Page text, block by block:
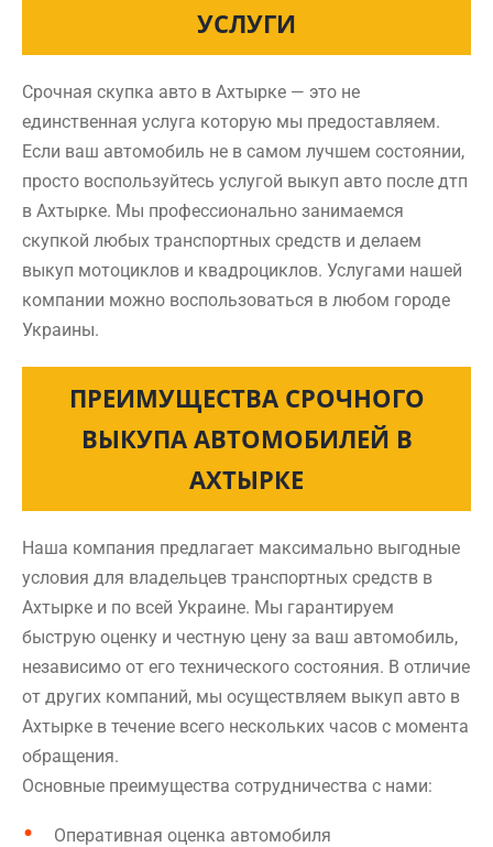
УСЛУГИ
Срочная скупка авто в Ахтырке — это не
единственная услуга которую мы предоставляем.
Если ваш автомобиль не в самом лучшем состоянии,
просто воспользуйтесь услугой выкуп авто после дтп
в Ахтырке. Мы профессионально занимаемся
скупкой любых транспортных средств и делаем
выкуп мотоциклов и квадроциклов. Услугами нашей
компании можно воспользоваться в любом городе
Украины.
ПРЕИМУЩЕСТВА СРОЧНОГО
ВЫКУПА АВТОМОБИЛЕЙ В
АХТЫРКЕ
Наша компания предлагает максимально выгодные
условия для владельцев транспортных средств в
Ахтырке и по всей Украине. Мы гарантируем
быструю оценку и честную цену за ваш автомобиль,
независимо от его технического состояния. В отличие
от других компаний, мы осуществляем выкуп авто в
Ахтырке в течение всего нескольких часов с момента
обращения.
Основные преимущества сотрудничества с нами:
Оперативная оценка автомобиля